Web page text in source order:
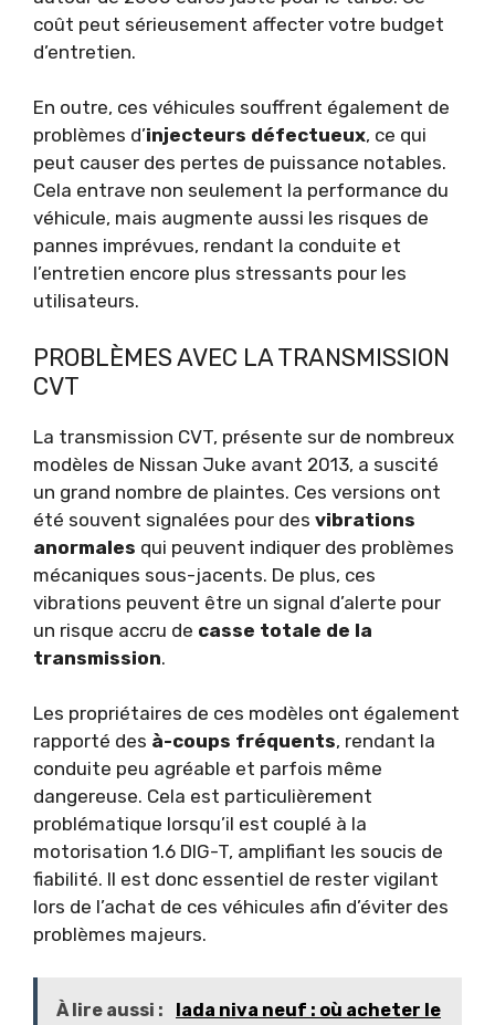
coût peut sérieusement affecter votre budget
d’entretien.
En outre, ces véhicules souffrent également de
problèmes d’injecteurs défectueux, ce qui
peut causer des pertes de puissance notables.
Cela entrave non seulement la performance du
véhicule, mais augmente aussi les risques de
pannes imprévues, rendant la conduite et
l’entretien encore plus stressants pour les
utilisateurs.
PROBLÈMES AVEC LA TRANSMISSION
CVT
La transmission CVT, présente sur de nombreux
modèles de Nissan Juke avant 2013, a suscité
un grand nombre de plaintes. Ces versions ont
été souvent signalées pour des vibrations
anormales qui peuvent indiquer des problèmes
mécaniques sous-jacents. De plus, ces
vibrations peuvent être un signal d’alerte pour
un risque accru de casse totale de la
transmission.
Les propriétaires de ces modèles ont également
rapporté des à-coups fréquents, rendant la
conduite peu agréable et parfois même
dangereuse. Cela est particulièrement
problématique lorsqu’il est couplé à la
motorisation 1.6 DIG-T, amplifiant les soucis de
fiabilité. Il est donc essentiel de rester vigilant
lors de l’achat de ces véhicules afin d’éviter des
problèmes majeurs.
À lire aussi :
lada niva neuf : où acheter le